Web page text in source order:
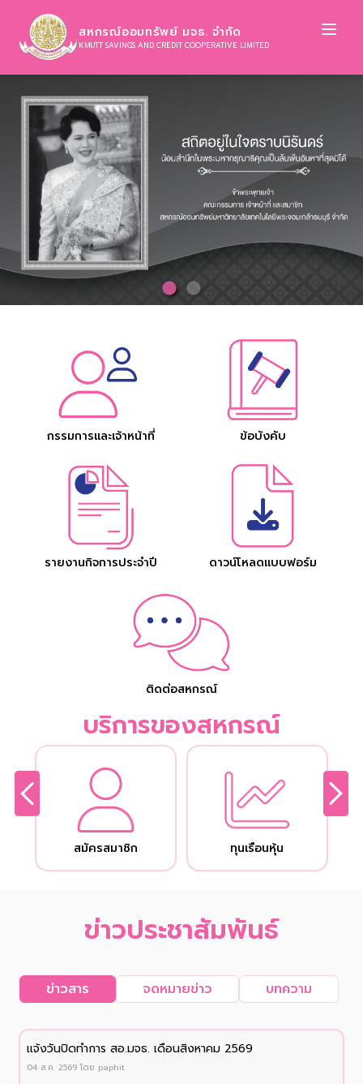
สหกรณ์ออมทรัพย์ มจธ. จำกัด
KMUTT SAVINGS AND CREDIT COOPERATIVE LIMITED
กรรมการและเจ้าหน้าที่ ข้อบังคับ
รายงานกิจการประจำปี ดาวน์โหลดแบบฟอร์ม
ติดต่อสหกรณ์
บริการของสหกรณ์
สมัครสมาชิก ทุนเรือนหุ้น
ข่าวประชาสัมพันธ์
ข่าวสาร จดหมายข่าว บทความ
เเจ้งวันปิดทำการ สอ.มจธ. เดือนสิงหาคม 2569
04 ส.ค. 2569 โดย paphit